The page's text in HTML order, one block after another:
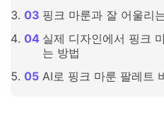
핑크 마룬과 잘 어울리
실제 디자인에서 핑크
는 방법
AI로 핑크 마룬 팔레트